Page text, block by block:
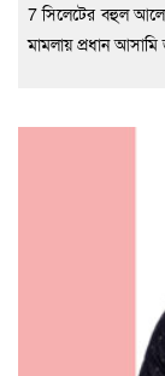
7 সিলেটের বহুল
মামলায় প্রধান